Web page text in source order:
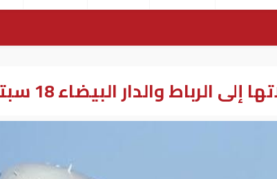
الرباط والدار البيضاء 18 سبتمبر